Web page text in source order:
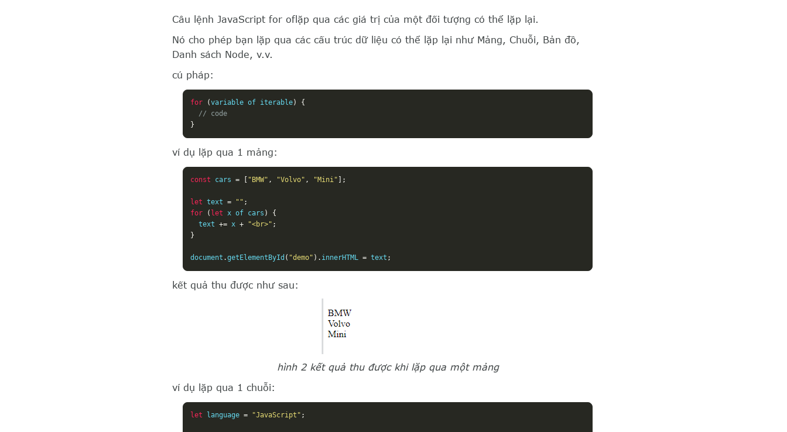
Câu lệnh JavaScript for oflặp qua các giá trị của một đối tượng có thể lặp lại.
Nó cho phép bạn lặp qua các cấu trúc dữ liệu có thể lặp lại như Mảng, Chuỗi, Bản đồ,
Danh sách Node, v.v.
cú pháp:
for (variable of iterable)
{
// code
}
ví dụ lặp qua 1 mảng:
const cars = [ "BMW" , "Volvo" , "Mini" ];
let text = "" ;
for
( let x of cars )
{
  text
+= x + "<br>" ;
}
document .getElementById ( "demo" ). innerHTML = text ;
kết quả thu được như sau:
hình 2 kết quả thu được khi lặp qua một mảng
ví dụ lặp qua 1 chuỗi:
let language = "JavaScript" ;